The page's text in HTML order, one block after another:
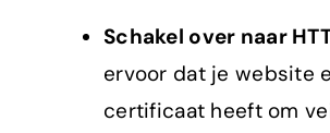
Schakel over naar
ervoor dat je website
certificaat heeft om